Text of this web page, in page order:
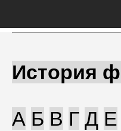
История
А Б В Г Д Е